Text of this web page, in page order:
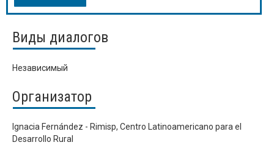
Виды диалогов
Независимый
Организатор
Ignacia Fernández - Rimisp, Centro Latinoamericano para el
Desarrollo Rural